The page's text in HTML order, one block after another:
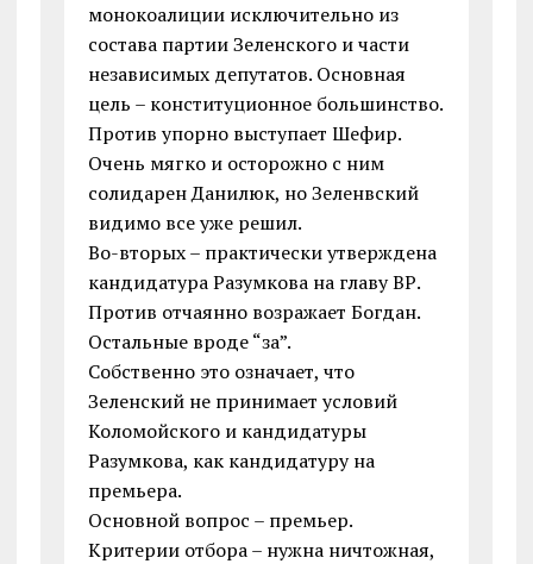
монокоалиции исключительно из
состава партии Зеленского и части
независимых депутатов. Основная
цель – конституционное большинство.
Против упорно выступает Шефир.
Очень мягко и осторожно с ним
солидарен Данилюк, но Зеленвский
видимо все уже решил.
Во-вторых – практически утверждена
кандидатура Разумкова на главу ВР.
Против отчаянно возражает Богдан.
Остальные вроде “за”.
Собственно это означает, что
Зеленский не принимает условий
Коломойского и кандидатуры
Разумкова, как кандидатуру на
премьера.
Основной вопрос – премьер.
Критерии отбора – нужна ничтожная,